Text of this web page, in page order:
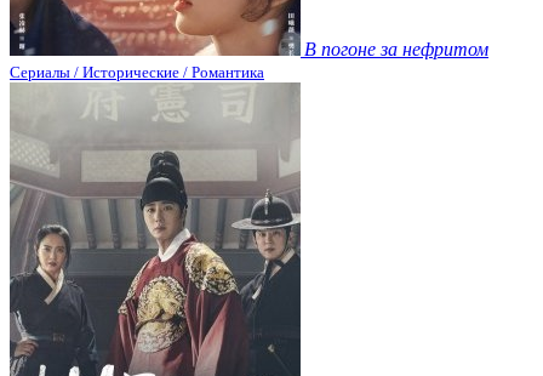
В погоне за нефритом
Сериалы / Исторические / Романтика